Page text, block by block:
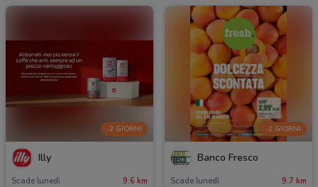
-2 GIORNI
Illy
Scade lunedì 9.6 km
-2 GIORNI
Banco Fresco
Scade lunedì 9.7 km